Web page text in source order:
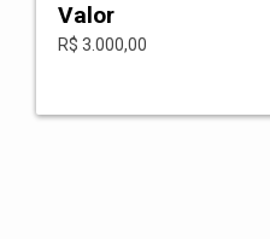
Valor
R$ 3.000,00